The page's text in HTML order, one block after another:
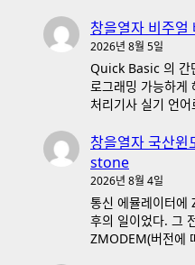
창을열자 비주얼
2026년 8월 5일
Quick Basic 의 간
로그래밍 가능하게
처리기사 실기 언
창을열자 국산윈
stone
2026년 8월 4일
통신 에뮬레이터에
후의 일이었다. 그
ZMODEM(버전에